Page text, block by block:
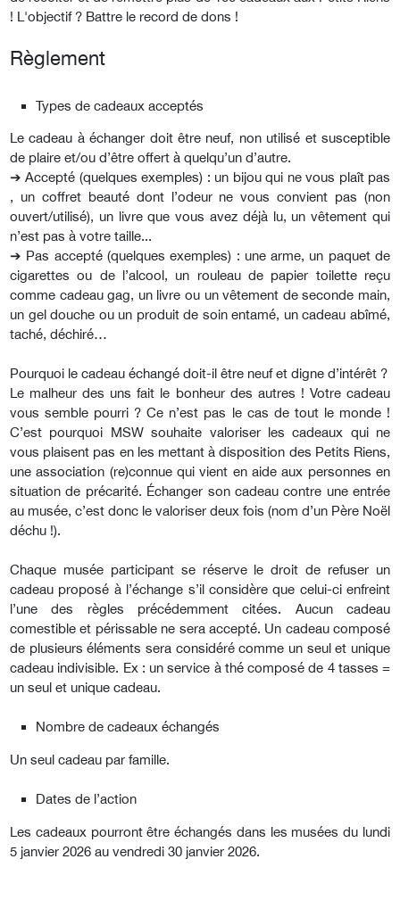
! L'objectif ? Battre le record de dons !
Règlement
Types de cadeaux acceptés
Le cadeau à échanger doit être neuf, non utilisé et susceptible
de plaire et/ou d’être offert à quelqu’un d’autre.
➔ Accepté (quelques exemples) : un bijou qui ne vous plaît pas
, un coffret beauté dont l’odeur ne vous convient pas (non
ouvert/utilisé), un livre que vous avez déjà lu, un vêtement qui
n’est pas à votre taille...
➔ Pas accepté (quelques exemples) : une arme, un paquet de
cigarettes ou de l’alcool, un rouleau de papier toilette reçu
comme cadeau gag, un livre ou un vêtement de seconde main,
un gel douche ou un produit de soin entamé, un cadeau abîmé,
taché, déchiré…
Pourquoi le cadeau échangé doit-il être neuf et digne d’intérêt ?
Le malheur des uns fait le bonheur des autres ! Votre cadeau
vous semble pourri ? Ce n’est pas le cas de tout le monde !
C’est pourquoi MSW souhaite valoriser les cadeaux qui ne
vous plaisent pas en les mettant à disposition des Petits Riens,
une association (re)connue qui vient en aide aux personnes en
situation de précarité. Échanger son cadeau contre une entrée
au musée, c’est donc le valoriser deux fois (nom d’un Père Noël
déchu !).
Chaque musée participant se réserve le droit de refuser un
cadeau proposé à l’échange s’il considère que celui-ci enfreint
l’une des règles précédemment citées. Aucun cadeau
comestible et périssable ne sera accepté. Un cadeau composé
de plusieurs éléments sera considéré comme un seul et unique
cadeau indivisible. Ex : un service à thé composé de 4 tasses =
un seul et unique cadeau.
Nombre de cadeaux échangés
Un seul cadeau par famille.
Dates de l’action
Les cadeaux pourront être échangés dans les musées du lundi
5 janvier 2026 au vendredi 30 janvier 2026.